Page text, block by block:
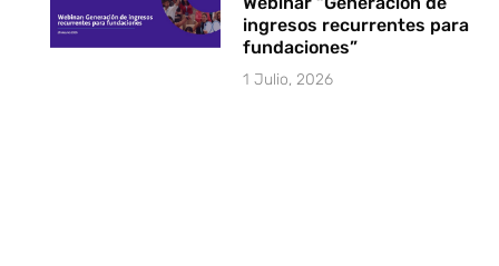
ingresos recurrentes para
fundaciones”
1 Julio, 2026